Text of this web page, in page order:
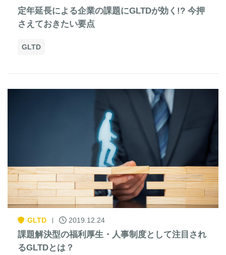
定年延長による企業の課題にGLTDが効く!? 今押
さえておきたい要点
GLTD
GLTD 2019.12.24
課題解決型の福利厚生・人事制度として注目され
るGLTDとは？